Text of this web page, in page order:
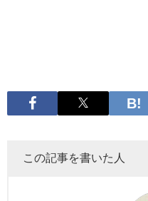
この記事を書いた人